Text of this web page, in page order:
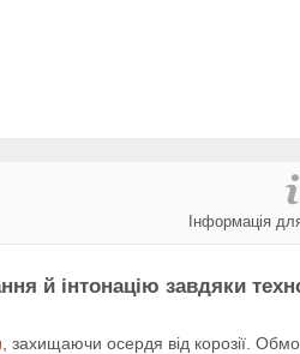
Інформація
й інтонацію завдяки
, захищаючи осердя від корозії.